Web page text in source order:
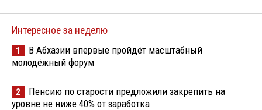
Интересное за неделю
1
В Абхазии впервые пройдёт масштабный
молодёжный форум
2
Пенсию по старости предложили закрепить на
уровне не ниже 40% от заработка